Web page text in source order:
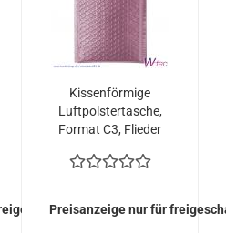
Kunden
Kissenförmige
Luftpolstertasche,
Format C3, Flieder
Stück = 109,50 Euro)
Preisanzeige nur für